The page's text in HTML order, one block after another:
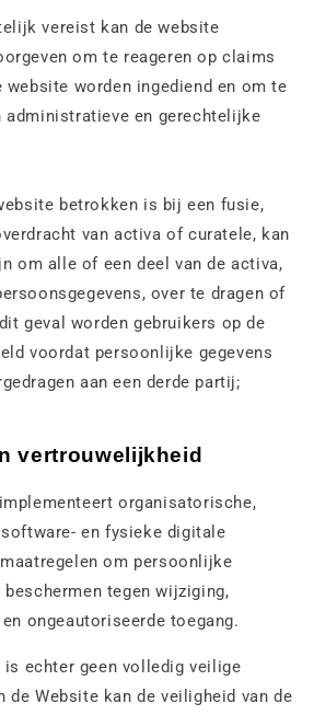
vereist kan de website
om te reageren op claims
website worden ingediend en om te
administratieve en gerechtelijke
betrokken is bij een fusie,
van activa of curatele, kan
om alle of een deel van de activa,
over te dragen of
geval worden gebruikers op de
voordat persoonlijke gegevens
aan een derde partij;
vertrouwelijkheid
organisatorische,
en fysieke digitale
om persoonlijke
beschermen tegen wijziging,
ongeautoriseerde toegang.
echter geen volledig veilige
de Website kan de veiligheid van de